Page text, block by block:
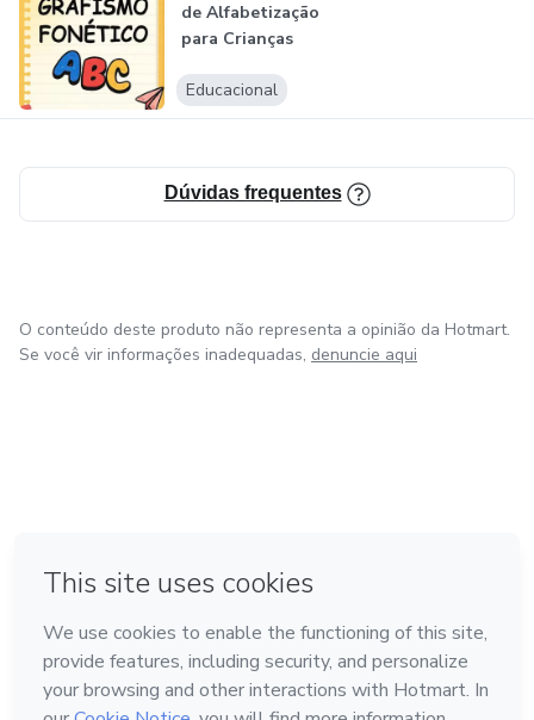
de Alfabetização
para Crianças
Educacional
Dúvidas frequentes
O conteúdo deste produto não representa a opinião da Hotmart.
Se você vir informações inadequadas, denuncie aqui
Feito com ❤ na Cidade do México
Conheça a Hotmart